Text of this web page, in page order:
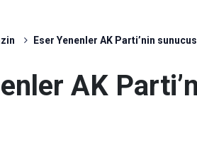
Eser Yenenler AK Parti’nin
AK